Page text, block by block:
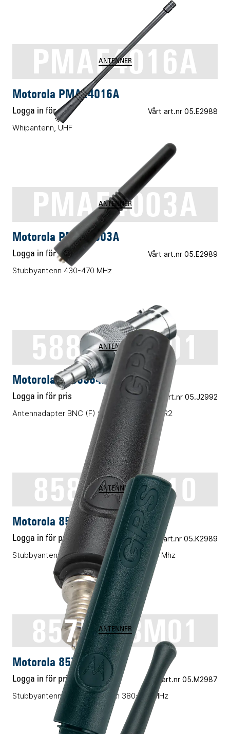
PMAE4016A
ANTENNER
Motorola PMAE4016A
Logga in för pris Vårt art.nr 05.E2988
Whipantenn, UHF
PMAE4003A
ANTENNER
Motorola PMAE4003A
Logga in för pris Vårt art.nr 05.E2989
Stubbyantenn 430-470 MHz
5886564Z01
ANTENNER
Motorola 5886564Z01
Logga in för pris Vårt art.nr 05.J2992
Antennadapter BNC (F) till CP040/DP1400/R2
8586381J10
ANTENNER
Motorola 8586381J10
Logga in för pris Vårt art.nr 05.K2989
Stubbyantenn, UHF/GPS, 5.5 cm 380-430 Mhz
8575278M01
ANTENNER
Motorola 8575278M01
Logga in för pris Vårt art.nr 05.M2987
Stubbyantenn, UHF/GPS, 8 cm 380-430MHz